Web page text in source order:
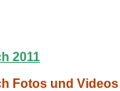
2011
Fotos und Videos